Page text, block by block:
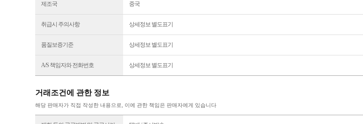
제조국 중국
취급시 주의사항 상세정보 별도표기
품질보증기준 상세정보 별도표기
A/S 책임자와 전화번호 상세정보 별도표기
거래조건에 관한 정보
해당 판매자가 직접 작성한 내용으로, 이에 관한 책임은 판매자에게 있습니다